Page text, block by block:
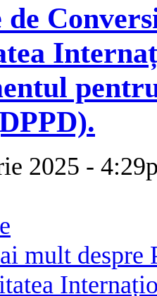
2025 -
mult despre